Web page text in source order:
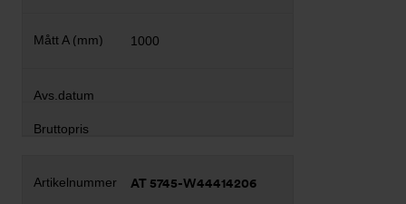
1000
AT 5745-W44414206